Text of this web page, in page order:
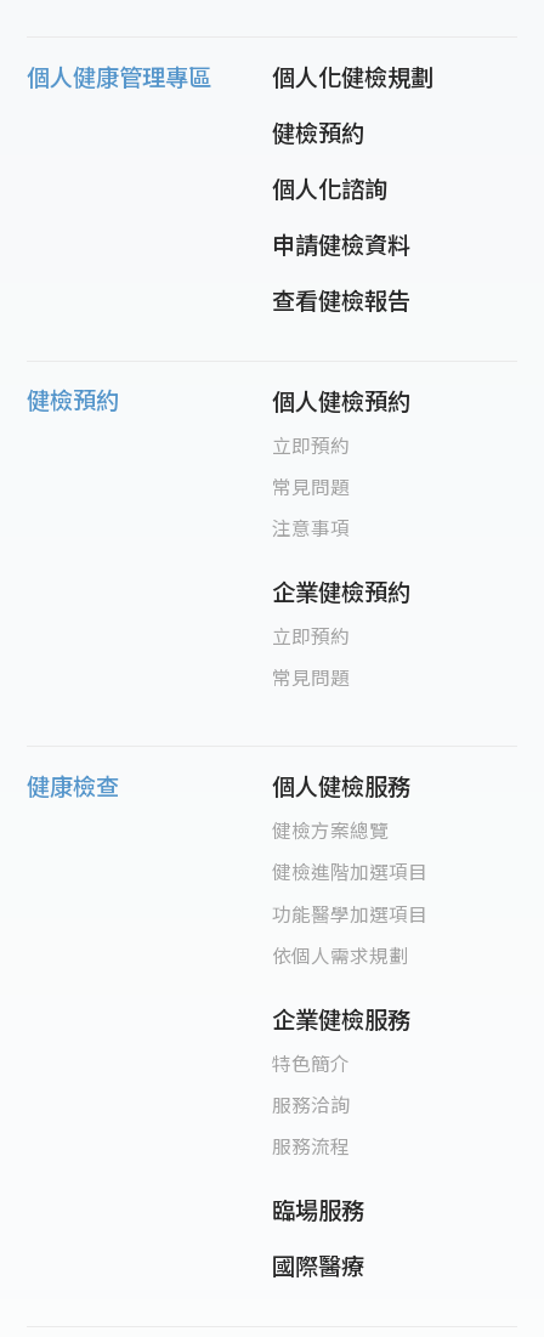
個人健康管理專區
個人化健檢規劃
健檢預約
個人化諮詢
申請健檢資料
查看健檢報告
健檢預約 個人健檢預約
立即預約
常見問題
注意事項
企業健檢預約
立即預約
常見問題
健康檢查 個人健檢服務
健檢方案總覽
健檢進階加選項目
功能醫學加選項目
依個人需求規劃
企業健檢服務
特色簡介
服務洽詢
服務流程
臨場服務
國際醫療